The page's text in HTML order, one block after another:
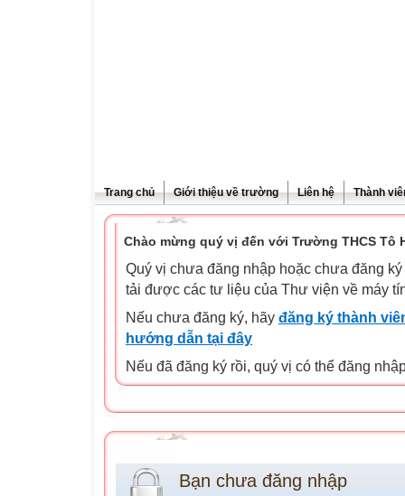
Trang chủ Giới thiệu về trường Liên hệ Thành
Chào mừng quý vị đến với Trường THCS Tô
Quý vị chưa đăng nhập hoặc chưa đăng
tải được các tư liệu của Thư viện về máy
Nếu chưa đăng ký, hãy đăng ký thành
hướng dẫn tại đây
Nếu đã đăng ký rồi, quý vị có thể đăng
Bạn chưa đăng nhập